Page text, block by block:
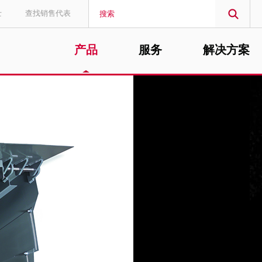
MIDDLE EAST/AFRICA
English
查找销售代表
产品 服务 解决方案